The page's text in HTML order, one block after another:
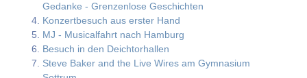
Gedanke - Grenzenlose Geschichten
Konzertbesuch aus erster Hand
MJ - Musicalfahrt nach Hamburg
Besuch in den Deichtorhallen
Steve Baker and the Live Wires am Gymnasium